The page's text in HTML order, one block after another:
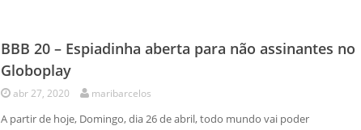
BBB 20 – Espiadinha aberta para não assinantes no
Globoplay
abr 27, 2020 maribarcelos
A partir de hoje, Domingo, dia 26 de abril, todo mundo vai poder